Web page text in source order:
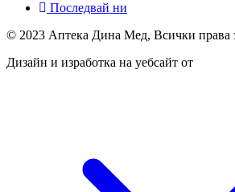
Последвай ни
© 2023 Аптека Дина Мед, Всички права
Дизайн и изработка на уебсайт от